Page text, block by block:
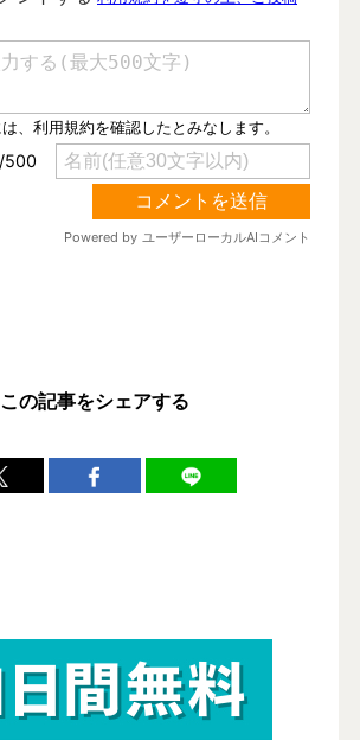
この記事をシェアする